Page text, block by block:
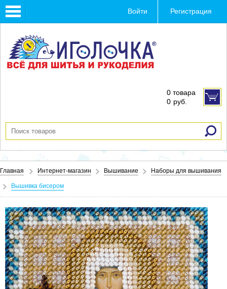
Toggle
navigation
Войти Регистрация
0 товара
0 руб.
Главная Интернет-магазин Вышивание Наборы для вышивания
Вышивка бисером